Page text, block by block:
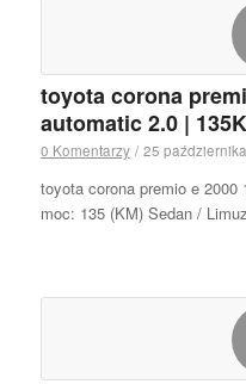
toyota corona
automatic 2.0 |
0 Komentarzy / 25
toyota corona premio e
moc: 135 (KM) Sedan /